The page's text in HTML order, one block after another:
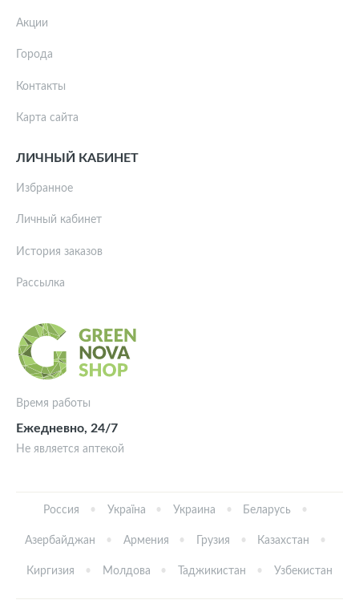
Время работы
Ежедневно, 24/7
Не является аптекой
Акции
Города
Контакты
Карта сайта
ЛИЧНЫЙ КАБИНЕТ
Избранное
Личный кабинет
История заказов
Рассылка
Россия Україна Украина Беларусь
Азербайджан Армения Грузия Казахстан
Киргизия Молдова Таджикистан Узбекистан